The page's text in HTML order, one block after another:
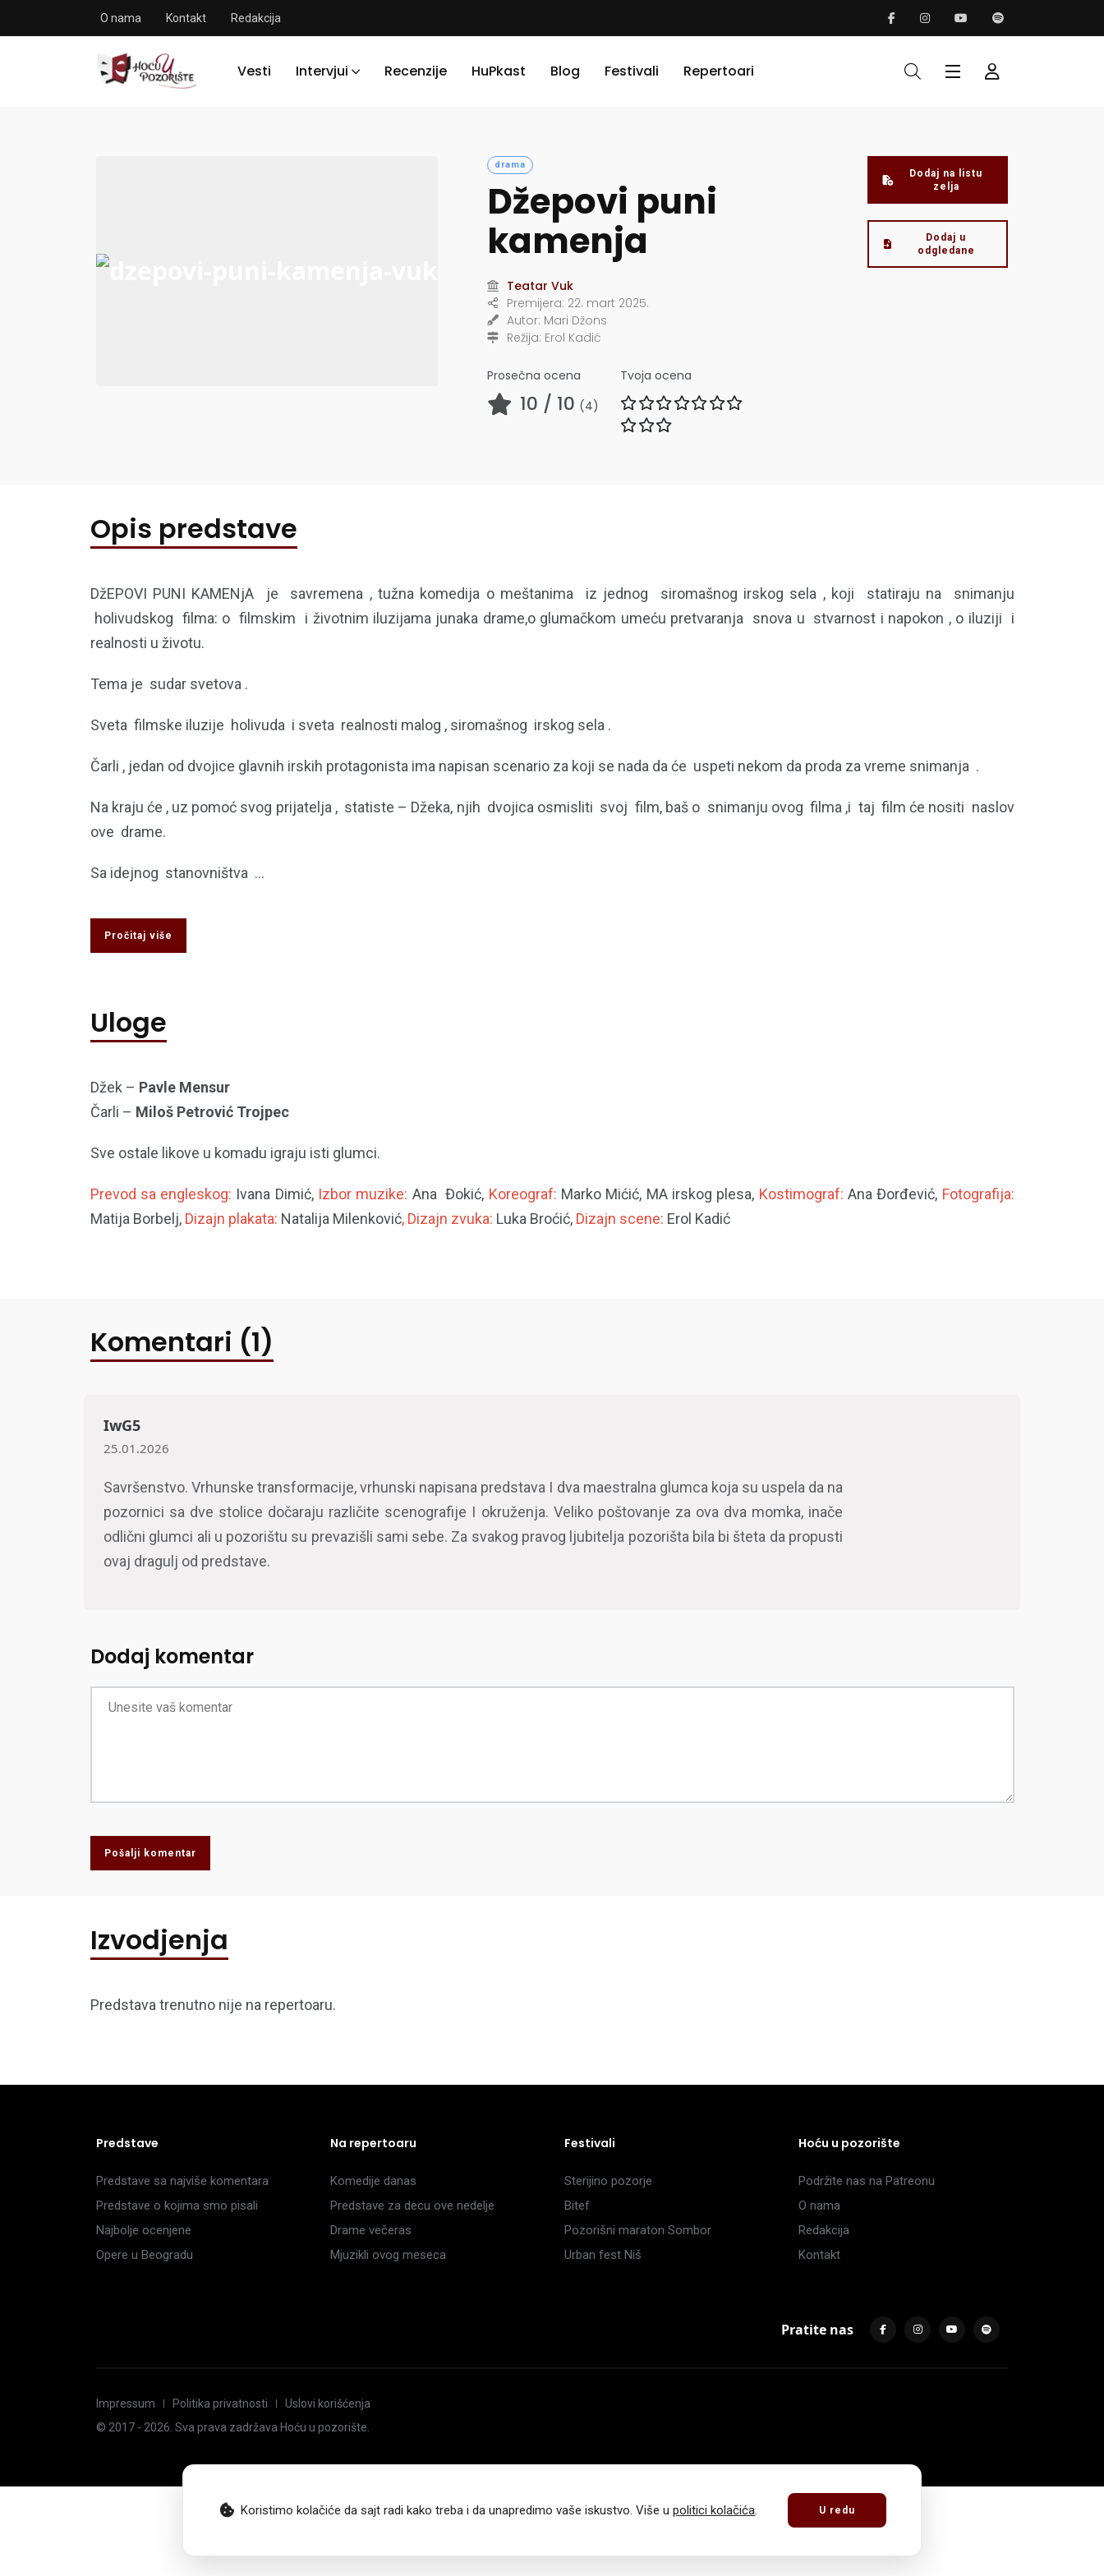
O nama Kontakt Redakcija
Vesti Intervjui Recenzije HuPkast Blog Festivali Repertoari
drama
Džepovi puni
kamenja
Teatar Vuk
Premijera: 22. mart 2025.
Autor: Mari Džons
Režija: Erol Kadić
Prosečna ocena
10 / 10 (4)
Tvoja ocena
Dodaj na listu
zelja
Dodaj u
odgledane
Opis predstave
DžEPOVI PUNI KAMENjA je savremena , tužna komedija o meštanima iz jednog siromašnog irskog sela , koji statiraju na snimanju
holivudskog filma: o filmskim i životnim iluzijama junaka drame,o glumačkom umeću pretvaranja snova u stvarnost i napokon , o iluziji i
realnosti u životu.
Tema je sudar svetova .
Sveta filmske iluzije holivuda i sveta realnosti malog , siromašnog irskog sela .
Čarli , jedan od dvojice glavnih irskih protagonista ima napisan scenario za koji se nada da će uspeti nekom da proda za vreme snimanja .
Na kraju će , uz pomoć svog prijatelja , statiste – Džeka, njih dvojica osmisliti svoj film, baš o snimanju ovog filma ,i taj film će nositi naslov
ove drame.
Sa idejnog stanovništva ...
Pročitaj više
Uloge
Džek – Pavle Mensur
Čarli – Miloš Petrović Trojpec
Sve ostale likove u komadu igraju isti glumci.
Prevod sa engleskog: Ivana Dimić, Izbor muzike: Ana Đokić, Koreograf: Marko Mićić, MA irskog plesa, Kostimograf: Ana Đorđević, Fotografija:
Matija Borbelj, Dizajn plakata: Natalija Milenković, Dizajn zvuka: Luka Broćić, Dizajn scene: Erol Kadić
Komentari (1)
IwG5
25.01.2026
Savršenstvo. Vrhunske transformacije, vrhunski napisana predstava I dva maestralna glumca koja su uspela da na
pozornici sa dve stolice dočaraju različite scenografije I okruženja. Veliko poštovanje za ova dva momka, inače
odlični glumci ali u pozorištu su prevazišli sami sebe. Za svakog pravog ljubitelja pozorišta bila bi šteta da propusti
ovaj dragulj od predstave.
Dodaj komentar
Pošalji komentar
Izvodjenja
Predstava trenutno nije na repertoaru.
Koristimo kolačiće da sajt radi kako treba i da unapredimo vaše iskustvo. Više u politici kolačića. U redu
Predstave
Predstave sa najviše komentara
Predstave o kojima smo pisali
Najbolje ocenjene
Opere u Beogradu
Na repertoaru
Komedije danas
Predstave za decu ove nedelje
Drame večeras
Mjuzikli ovog meseca
Festivali
Sterijino pozorje
Bitef
Pozorišni maraton Sombor
Urban fest Niš
Hoću u pozorište
Podržite nas na Patreonu
O nama
Redakcija
Kontakt
Pratite nas
Impressum Politika privatnosti
Uslovi korišćenja
© 2017 - 2026 . Sva prava zadržava Hoću u pozorište.